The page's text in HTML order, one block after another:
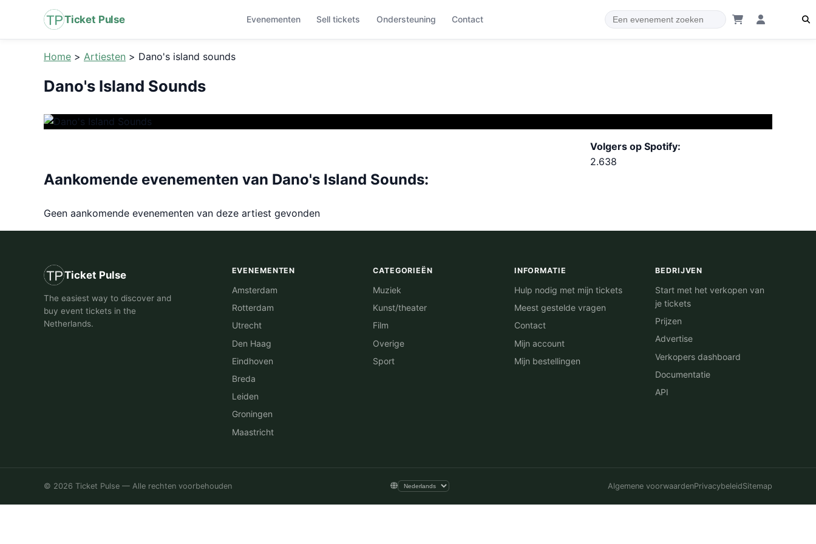
Ticket Pulse Evenementen Sell tickets Ondersteuning Contact
Home > Artiesten > Dano's island sounds
Dano's Island Sounds
Aankomende evenementen van Dano's Island Sounds:
Geen aankomende evenementen van deze artiest gevonden
Volgers op Spotify:
2.638
Ticket Pulse
The easiest way to discover and
buy event tickets in the
Netherlands.
EVENEMENTEN
Amsterdam
Rotterdam
Utrecht
Den Haag
Eindhoven
Breda
Leiden
Groningen
Maastricht
CATEGORIEËN
Muziek
Kunst/theater
Film
Overige
Sport
INFORMATIE
Hulp nodig met mijn tickets
Meest gestelde vragen
Contact
Mijn account
Mijn bestellingen
BEDRIJVEN
Start met het verkopen van
je tickets
Prijzen
Advertise
Verkopers dashboard
Documentatie
API
© 2026 Ticket Pulse — Alle rechten voorbehouden Algemene voorwaardenPrivacybeleidSitemap